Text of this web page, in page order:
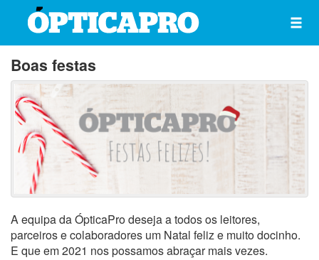
Boas festas
A equipa da ÓpticaPro deseja a todos os leitores,
parceiros e colaboradores um Natal feliz e muito docinho.
E que em 2021 nos possamos abraçar mais vezes.